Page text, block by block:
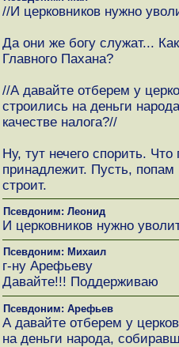
//И церковников нужно
Да они же богу служат...
Главного Пахана?
//А давайте отберем у
строились на деньги
качестве налога?//
Ну, тут нечего спорить. Что
принадлежит. Пусть,
строит.
Псевдоним: Леонид
И церковников нужно
Псевдоним: Михаил
г-ну Арефьеву
Давайте!!! Поддерживаю
Псевдоним: Арефьев
А давайте отберем у
на деньги народа,